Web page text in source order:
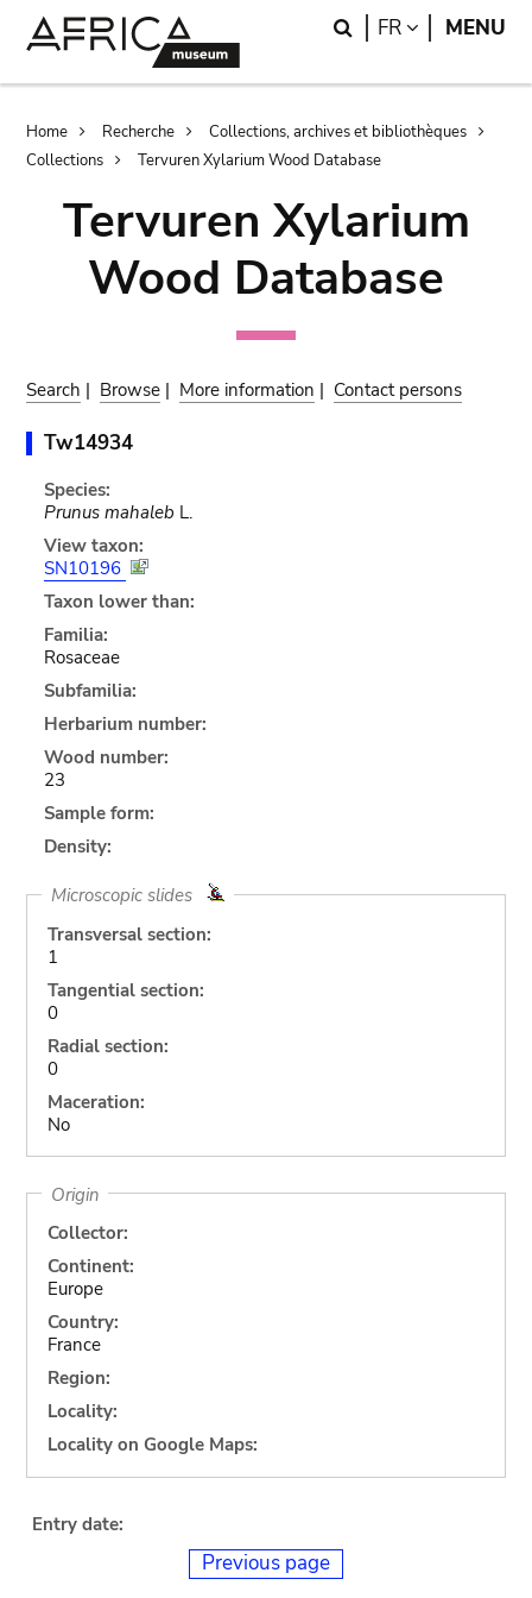
Search
FR LANGUAGE
MENU
Breadcrumb
Home Recherche
Collections, archives et bibliothèques
Collections
Tervuren Xylarium Wood Database
Tervuren Xylarium
Wood Database
Search | Browse | More information | Contact persons
Tw14934
Species:
Prunus mahaleb L.
View taxon:
SN10196
Taxon lower than:
Familia:
Rosaceae
Subfamilia:
Herbarium number:
Wood number:
23
Sample form:
Density:
Microscopic slides
Transversal section:
1
Tangential section:
0
Radial section:
0
Maceration:
No
Origin
Collector:
Continent:
Europe
Country:
France
Region:
Locality:
Locality on Google Maps:
Entry date:
Previous page